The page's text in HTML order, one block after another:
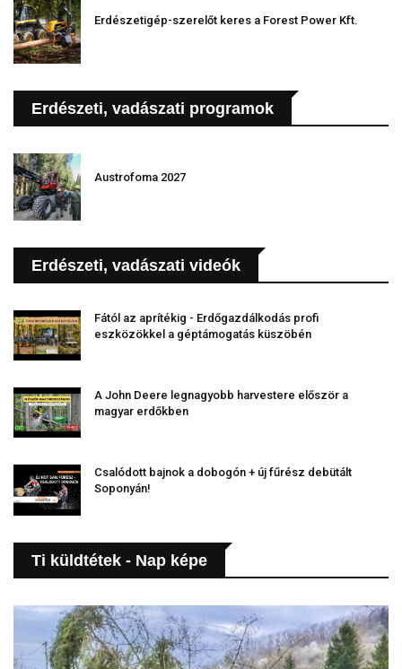
Erdészetigép-szerelőt keres a Forest Power Kft.
Erdészeti, vadászati programok
Austrofoma 2027
Erdészeti, vadászati videók
Fától az aprítékig - Erdőgazdálkodás profi
eszközökkel a géptámogatás küszöbén
A John Deere legnagyobb harvestere először a
magyar erdőkben
Csalódott bajnok a dobogón + új fűrész debütált
Soponyán!
Ti küldtétek - Nap képe